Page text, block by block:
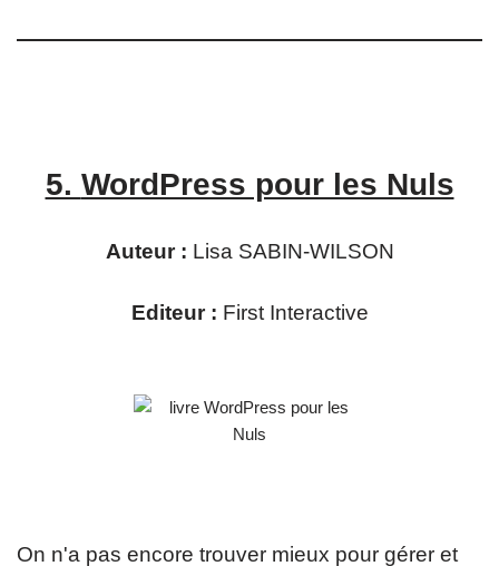
5. WordPress pour les Nuls
Auteur : Lisa SABIN-WILSON
Editeur : First Interactive
On n'a pas encore trouver mieux pour gérer et